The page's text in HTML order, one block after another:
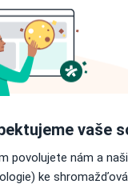
500 Kč
·
vaše
povolujete nám a
ke